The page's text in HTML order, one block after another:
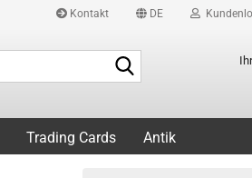
Kontakt DE
Trading Cards Antik